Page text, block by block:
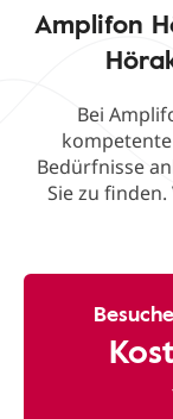
Amplifon
Bei
Bedürfnisse
Sie zu